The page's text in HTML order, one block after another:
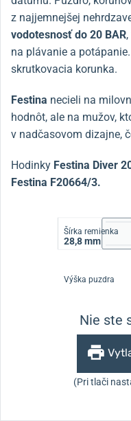
z najjemnejšej
vodotesnosť do 20 BAR
na plávanie a
skrutkovacia korunka.
Festina necieli na
hodnôt, ale na mužov,
v nadčasovom dizajne,
Hodinky Festina Diver
Festina F20664/3.
Šírka remienka
28,8 mm
Výška puzdra
Nie ste
(Pri tlači